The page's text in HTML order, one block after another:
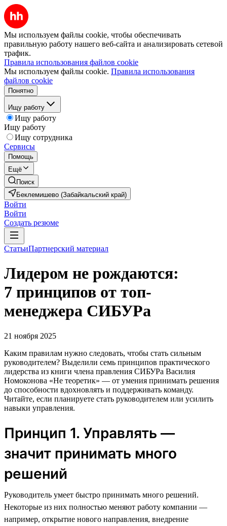
Мы используем файлы cookie, чтобы обеспечивать
правильную работу нашего веб-сайта и анализировать сетевой
трафик.
Правила использования файлов cookie
Мы используем файлы cookie. Правила использования
файлов cookie
Понятно
Ищу работу
Ищу работу
Ищу работу
Ищу сотрудника
Сервисы
Помощь
Ещё
Поиск
Беклемишево (Забайкальский край)
Войти
Войти
Создать резюме
СтатьиПартнерский материал
Лидером не рождаются:
7 принципов от топ-
менеджера СИБУРа
21 ноября 2025
Каким правилам нужно следовать, чтобы стать сильным
руководителем? Выделили семь принципов практического
лидерства из книги члена правления СИБУРа Василия
Номоконова «Не теоретик» — от умения принимать решения
до способности вдохновлять и поддерживать команду.
Читайте, если планируете стать руководителем или усилить
навыки управления.
Принцип 1. Управлять —
значит принимать много
решений
Руководитель умеет быстро принимать много решений.
Некоторые из них полностью меняют работу компании —
например, открытие нового направления, внедрение